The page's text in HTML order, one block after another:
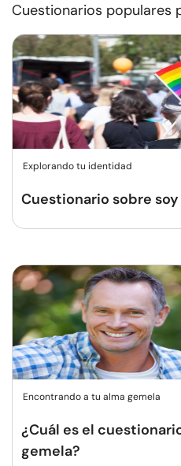
Cuestionarios populares
Explorando tu identidad
Cuestionario sobre
Encontrando a tu alma gemela
¿Cuál es el
gemela?